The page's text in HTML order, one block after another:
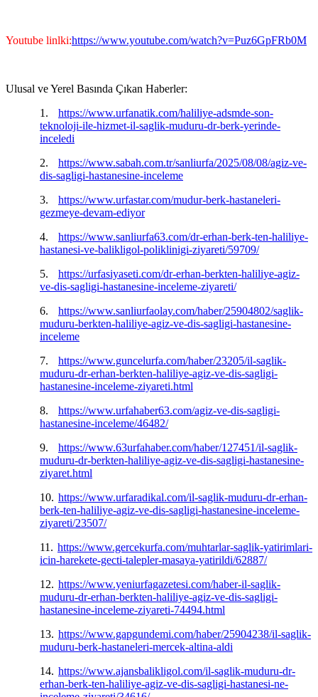
Youtube linlki:https://www.youtube.com/watch?v=Puz6GpFRb0M
Ulusal ve Yerel Basında Çıkan Haberler:
1.
https://www.urfanatik.com/haliliye-adsmde-son-
teknoloji-ile-hizmet-il-saglik-muduru-dr-berk-yerinde-
inceledi
2.
https://www.sabah.com.tr/sanliurfa/2025/08/08/agiz-ve-
dis-sagligi-hastanesine-inceleme
3.
https://www.urfastar.com/mudur-berk-hastaneleri-
gezmeye-devam-ediyor
4.
https://www.sanliurfa63.com/dr-erhan-berk-ten-haliliye-
hastanesi-ve-balikligol-poliklinigi-ziyareti/59709/
5.
https://urfasiyaseti.com/dr-erhan-berkten-haliliye-agiz-
ve-dis-sagligi-hastanesine-inceleme-ziyareti/
6.
https://www.sanliurfaolay.com/haber/25904802/saglik-
muduru-berkten-haliliye-agiz-ve-dis-sagligi-hastanesine-
inceleme
7.
https://www.guncelurfa.com/haber/23205/il-saglik-
muduru-dr-erhan-berkten-haliliye-agiz-ve-dis-sagligi-
hastanesine-inceleme-ziyareti.html
8.
https://www.urfahaber63.com/agiz-ve-dis-sagligi-
hastanesine-inceleme/46482/
9.
https://www.63urfahaber.com/haber/127451/il-saglik-
muduru-dr-berkten-haliliye-agiz-ve-dis-sagligi-hastanesine-
ziyaret.html
10. https://www.urfaradikal.com/il-saglik-muduru-dr-erhan-
berk-ten-haliliye-agiz-ve-dis-sagligi-hastanesine-inceleme-
ziyareti/23507/
11. https://www.gercekurfa.com/muhtarlar-saglik-yatirimlari-
icin-harekete-gecti-talepler-masaya-yatirildi/62887/
12. https://www.yeniurfagazetesi.com/haber-il-saglik-
muduru-dr-erhan-berkten-haliliye-agiz-ve-dis-sagligi-
hastanesine-inceleme-ziyareti-74494.html
13. https://www.gapgundemi.com/haber/25904238/il-saglik-
muduru-berk-hastaneleri-mercek-altina-aldi
14. https://www.ajansbalikligol.com/il-saglik-muduru-dr-
erhan-berk-ten-haliliye-agiz-ve-dis-sagligi-hastanesi-ne-